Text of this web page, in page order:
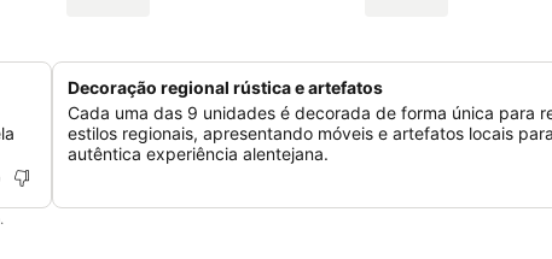
Decoração regional rústica e artefatos
Cada uma das 9 unidades é decorada de forma única para
estilos regionais, apresentando móveis e artefatos locais
autêntica experiência alentejana.